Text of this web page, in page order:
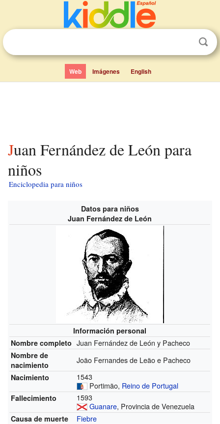
Web Imágenes English
Juan Fernández de León para
niños
Enciclopedia para niños
Datos para niños
Juan Fernández de León
Información personal
Nombre completo Juan Fernández de León y Pacheco
Nombre de
nacimiento
João Fernandes de Leão e Pacheco
Nacimiento
1543
Portimão, Reino de Portugal
Fallecimiento
1593
Guanare, Provincia de Venezuela
Causa de muerte Fiebre